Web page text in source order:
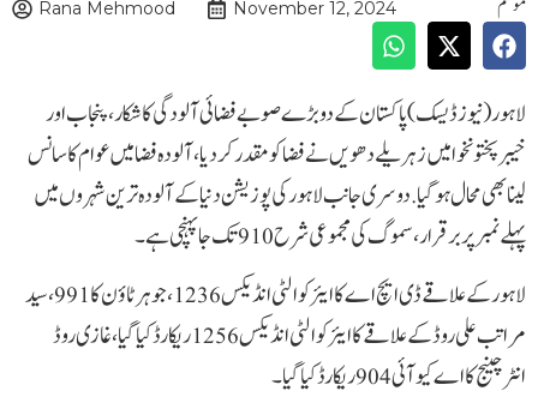
Rana Mehmood November 12, 2024
لاہور( نیوز ڈیسک) پاکستان کے دو بڑے صوبے فضائی آلودگی کا شکار، پنجاب اور
خیبرپختونخوا میں زہریلے دھویں نے فضا کو مقدر کردیا، آلودہ فضا میں عوام کا سانس
لینا بھی محال ہوگیا . دوسری جانب لاہور کی پوزیشن دنیا کے آلودہ ترین شہروں میں
پہلے نمبر پر برقرار،سموگ کی مجموعی شرح 910 تک جا پہنچی ہے۔
لاہور کے علاقے ڈی ایچ اے کا ایئر کوالٹی انڈیکس 1236، جوہر ٹاؤن کا 991، سید
مراتب علی روڈ کے علاقے کا ایئر کوالٹی انڈیکس 1256 ریکارڈ کیا گیا، غازی روڈ
انٹرچینج کا اے کیو آئی 904 ریکارڈ کیا گیا ۔